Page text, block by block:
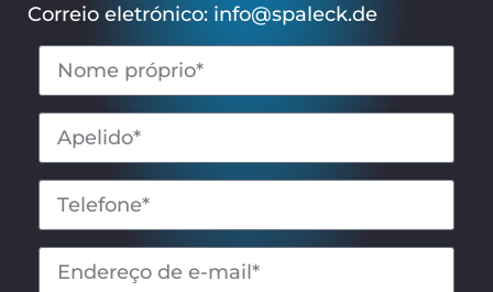
Correio eletrónico: info@spaleck.de